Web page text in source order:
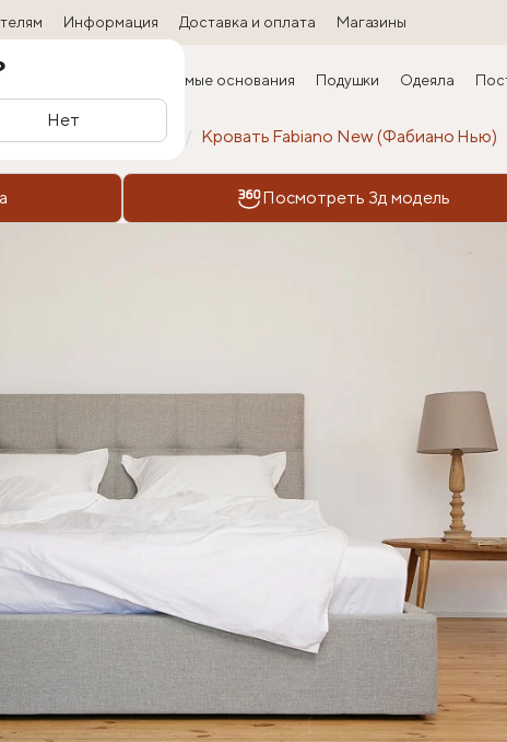
Информация Доставка и оплата Магазины
Трансформируемые основания Подушки Одеяла
Кровати в стиле лофт Кровать Fabiano New (Фабиано Нью)
Посмотреть 3д модель
Нет